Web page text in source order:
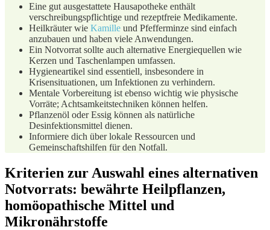
Eine gut ausgestattete Hausapotheke enthält
verschreibungspflichtige und rezeptfreie Medikamente.
Heilkräuter wie ⁤ Kamille und Pfefferminze sind einfach
anzubauen ⁣und ⁢haben viele Anwendungen.
Ein Notvorrat sollte ‌auch alternative Energiequellen wie
Kerzen und Taschenlampen‌ umfassen.
Hygieneartikel sind essentiell, insbesondere in
Krisensituationen, um Infektionen zu verhindern.
Mentale Vorbereitung ist ⁢ebenso wichtig wie physische
Vorräte; Achtsamkeitstechniken können helfen.
Pflanzenöl oder Essig können als natürliche
Desinfektionsmittel dienen.
Informiere dich über lokale Ressourcen und
‍Gemeinschaftshilfen für den Notfall.
Kriterien zur Auswahl eines alternativen
Notvorrats: bewährte Heilpflanzen,​
homöopathische Mittel und
Mikronährstoffe